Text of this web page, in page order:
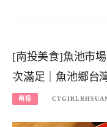
[南投美食]魚池市
次滿足｜魚池鄉台
南投